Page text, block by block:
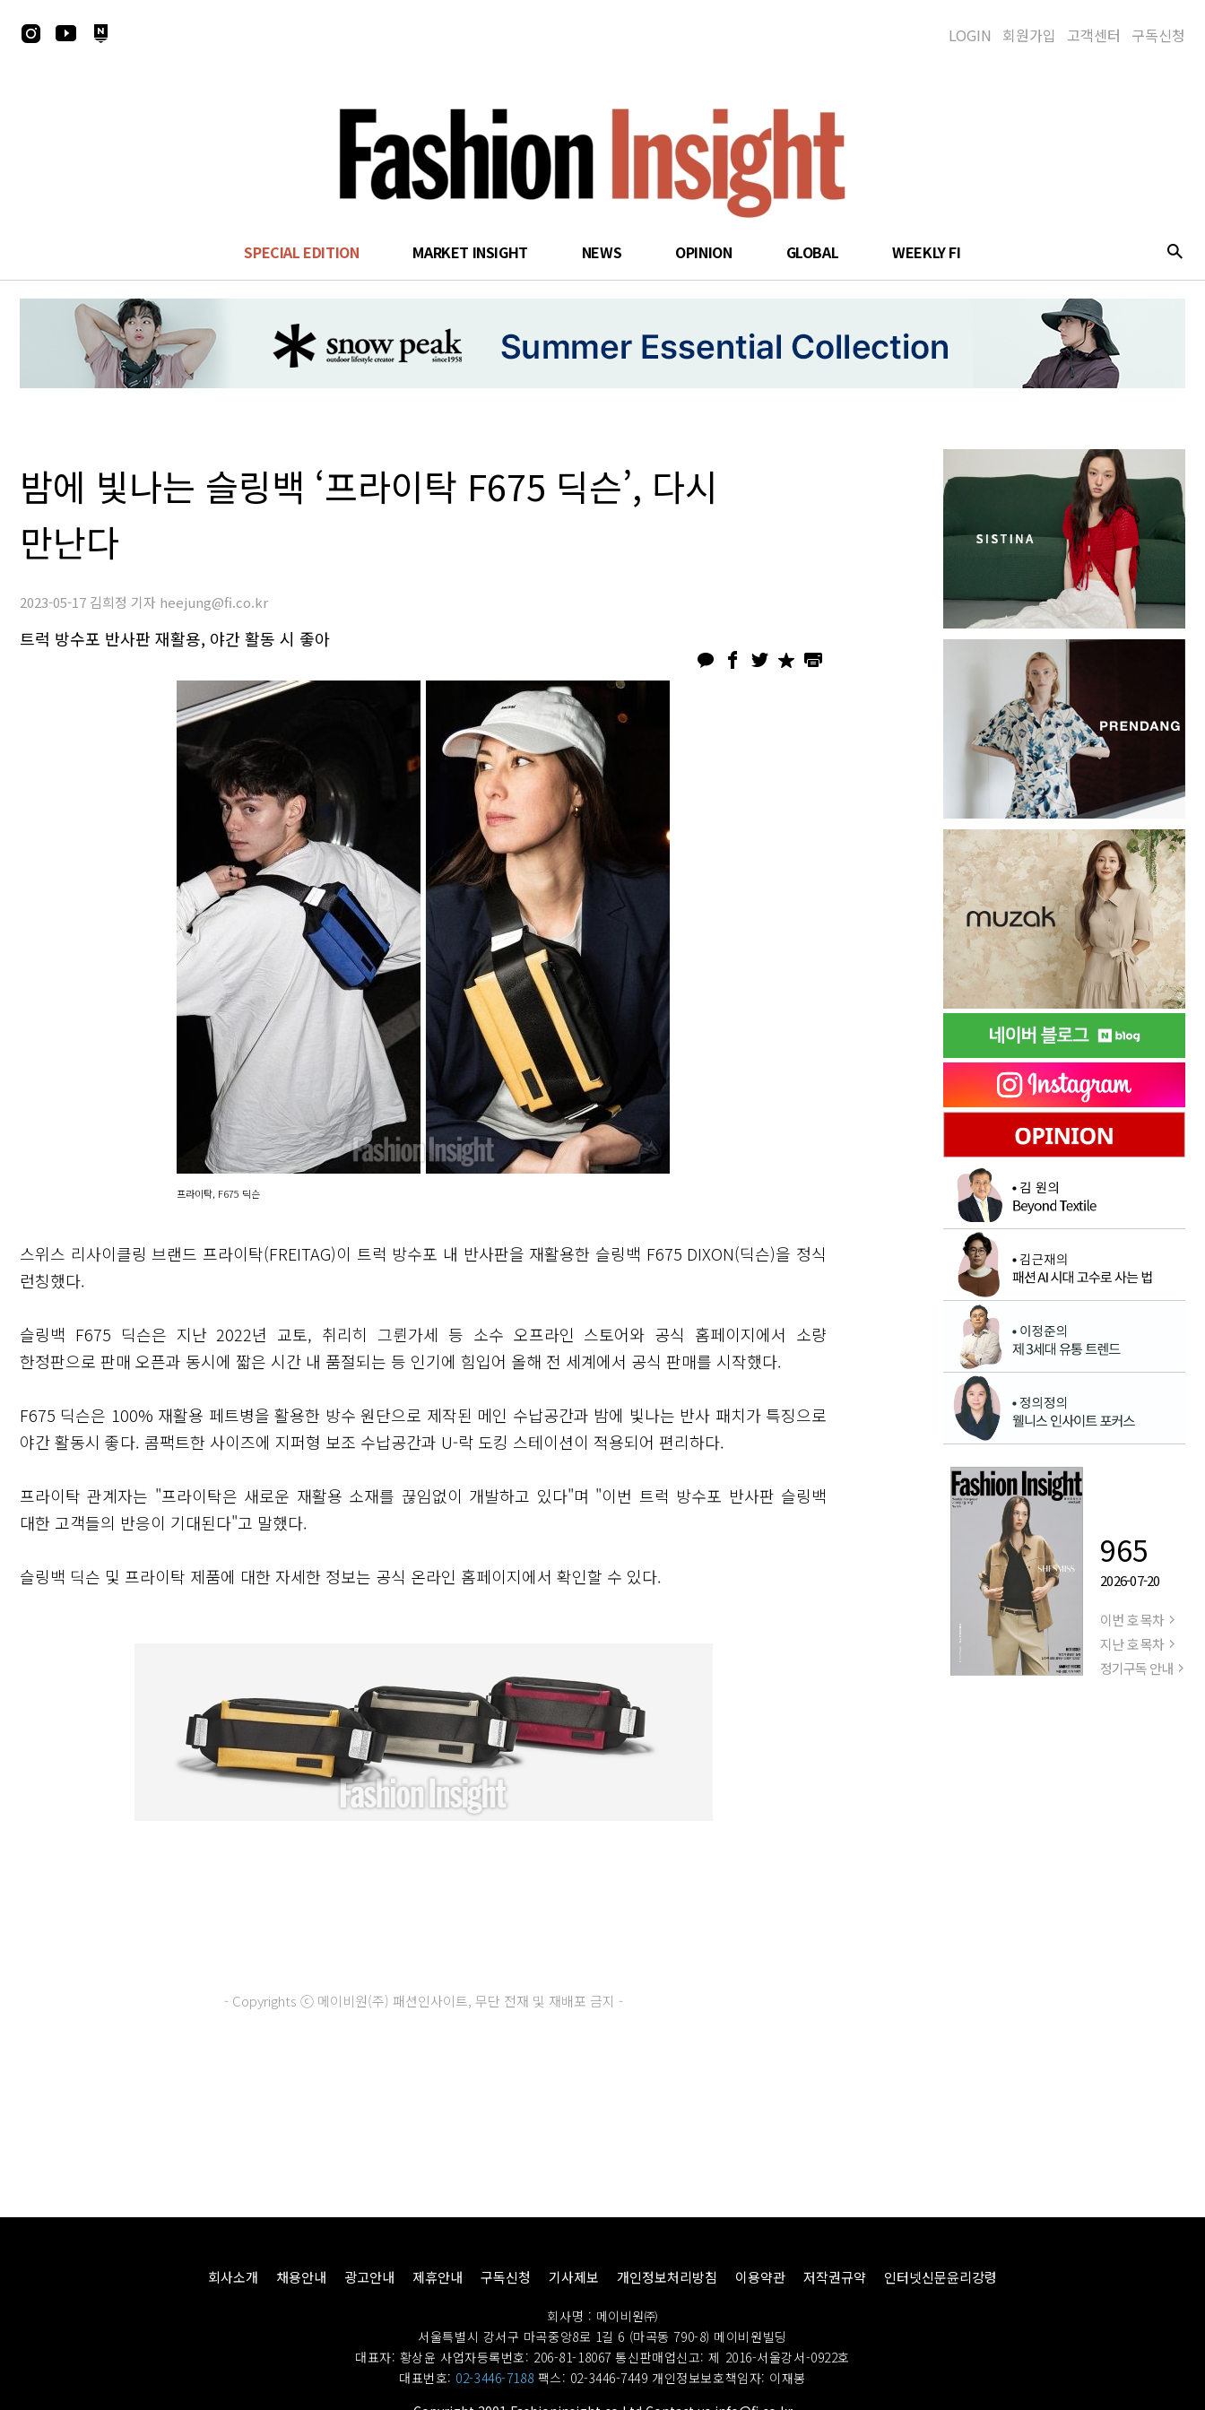
search
SPECIAL EDITION MARKET INSIGHT NEWS OPINION GLOBAL WEEKLY FI
LOGIN 회원가입 고객센터 구독신청
밤에 빛나는 슬링백 ‘프라이탁 F675 딕슨’, 다시
만난다
2023-05-17 김희정 기자 heejung@fi.co.kr
트럭 방수포 반사판 재활용, 야간 활동 시 좋아
프라이탁, F675 딕슨
스위스 리사이클링 브랜드 프라이탁(FREITAG)이 트럭 방수포 내 반사판을 재활용한 슬링백 F675 DIXON(딕슨)을 정식
런칭했다.
슬링백 F675 딕슨은 지난 2022년 교토, 취리히 그륀가세 등 소수 오프라인 스토어와 공식 홈페이지에서 소량
한정판으로 판매 오픈과 동시에 짧은 시간 내 품절되는 등 인기에 힘입어 올해 전 세계에서 공식 판매를 시작했다.
F675 딕슨은 100% 재활용 페트병을 활용한 방수 원단으로 제작된 메인 수납공간과 밤에 빛나는 반사 패치가 특징으로
야간 활동시 좋다. 콤팩트한 사이즈에 지퍼형 보조 수납공간과 U-락 도킹 스테이션이 적용되어 편리하다.
프라이탁 관계자는 "프라이탁은 새로운 재활용 소재를 끊임없이 개발하고 있다"며 "이번 트럭 방수포 반사판 슬링백
대한 고객들의 반응이 기대된다"고 말했다.
슬링백 딕슨 및 프라이탁 제품에 대한 자세한 정보는 공식 온라인 홈페이지에서 확인할 수 있다.
- Copyrights ⓒ 메이비원(주) 패션인사이트, 무단 전재 및 재배포 금지 -
965
2026-07-20
이번 호 목차
지난 호 목차
정기구독 안내
회사소개 채용안내 광고안내 제휴안내 구독신청 기사제보 개인정보처리방침 이용약관 저작권규약 인터넷신문윤리강령
회사명 : 메이비원㈜
서울특별시 강서구 마곡중앙8로 1길 6 (마곡동 790-8) 메이비원빌딩
대표자: 황상윤 사업자등록번호: 206-81-18067통신판매업신고: 제 2016-서울강서-0922호
대표번호: 02-3446-7188 팩스: 02-3446-7449 개인정보보호책임자: 이재봉